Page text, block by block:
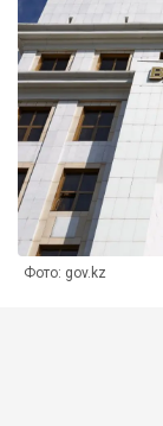
Фото: gov.kz